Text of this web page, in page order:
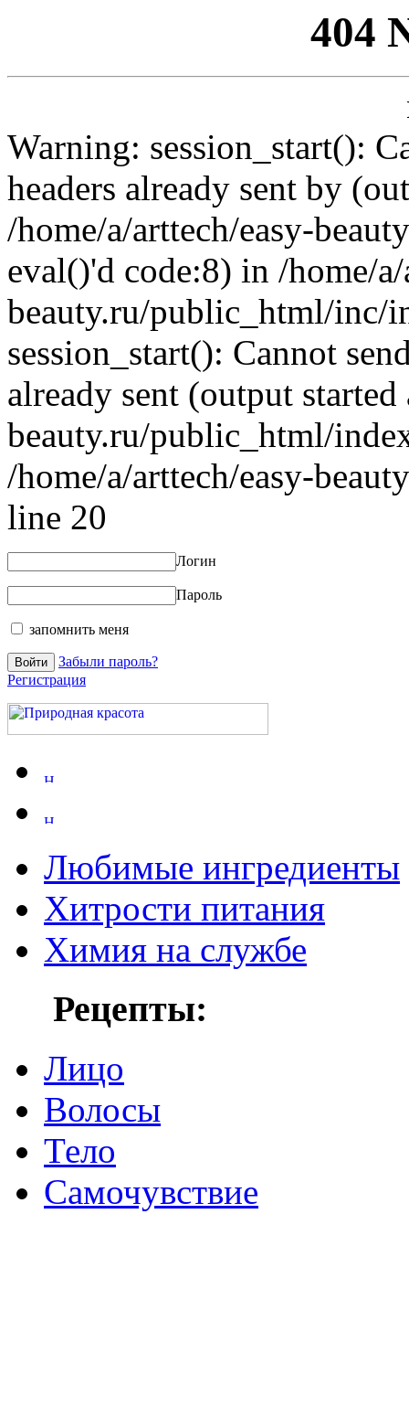
404
Warning: session_start():
headers already sent by
/home/a/arttech/easy-
eval()'d code:8) in /home/
beauty.ru/public_html/inc/
session_start(): Cannot
already sent (output
beauty.ru/public_html/
/home/a/arttech/easy-
line 20
Логин
Пароль
запомнить меня
Забыли пароль?
Регистрация
Любимые ингредиенты
Хитрости питания
Химия на службе
Рецепты:
Лицо
Волосы
Тело
Самочувствие